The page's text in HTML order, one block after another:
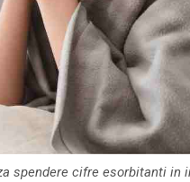
spendere cifre esorbitanti in